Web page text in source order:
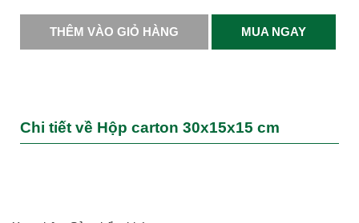
THÊM VÀO GIỎ HÀNG MUA NGAY
Chi tiết về Hộp carton 30x15x15 cm